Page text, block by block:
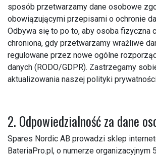
sposób przetwarzamy dane osobowe
obowiązującymi przepisami o ochronie
Odbywa się to po to, aby osoba fizyczna
chroniona, gdy przetwarzamy wrażliwe
regulowane przez nowe ogólne
danych (RODO/GDPR). Zastrzegamy
aktualizowania naszej polityki
2. Odpowiedzialność za dane
Spares Nordic AB prowadzi sklep
BateriaPro.pl, o numerze organizacyjnym